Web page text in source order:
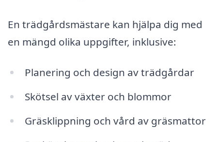
En trädgårdsmästare kan hjälpa dig med
en mängd olika uppgifter, inklusive:
Planering och design av trädgårdar
Skötsel av växter och blommor
Gräsklippning och vård av gräsmattor